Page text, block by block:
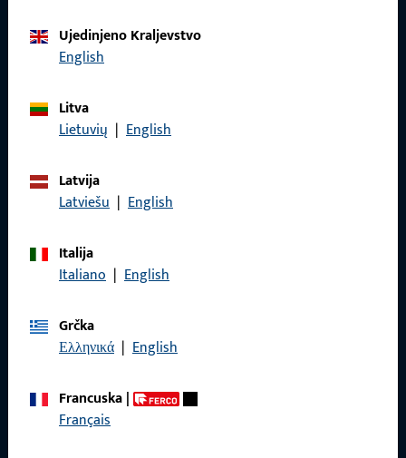
Obratite nam se
Ujedinjeno Kraljevstvo
English
Litva
Lietuvių | English
Latvija
Latviešu | English
Italija
Italiano | English
Grčka
Ελληνικά | English
Francuska|
Français
Zaštita podataka